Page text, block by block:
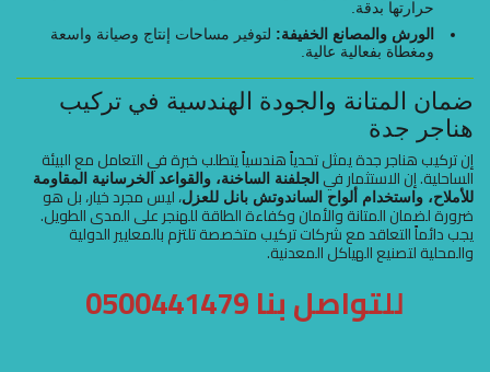
حرارتها بدقة.
الورش والمصانع الخفيفة:لتوفير مساحات إنتاج وصيانة واسعة
ومغطاة بفعالية عالية.
ضمان المتانة والجودة الهندسية في تركيب
هناجر جدة
إن تركيب هناجر جدة يمثل تحدياً هندسياً يتطلب خبرة في التعامل مع البيئة
الساحلية. إن الاستثمار فيالجلفنة الساخنة، والقواعد الخرسانية المقاومة
للأملاح، واستخدام ألواح الساندوتش بانل للعزل، ليس مجرد خيار، بل هو
ضرورة لضمان المتانة والأمان وكفاءة الطاقة للهنجر على المدى الطويل.
يجب دائماً التعاقد مع شركات تركيب متخصصة تلتزم بالمعايير الدولية
والمحلية لتصنيع الهياكل المعدنية.
للتواصل بنا0500441479